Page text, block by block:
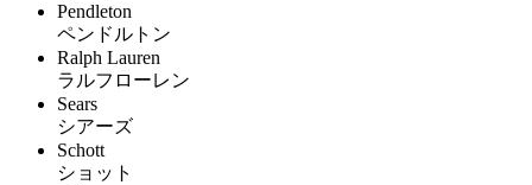
Pendleton
ペンドルトン
Ralph Lauren
ラルフローレン
Sears
シアーズ
Schott
ショット